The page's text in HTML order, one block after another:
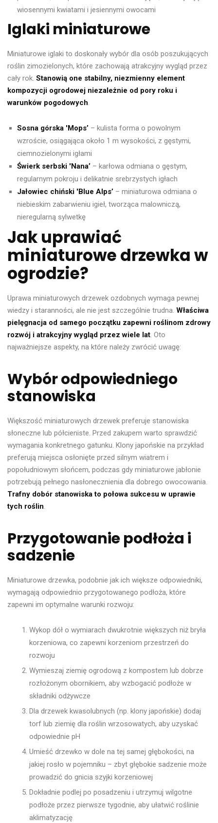
wiosennymi kwiatami i jesiennymi owocami
Iglaki miniaturowe
Miniaturowe iglaki to doskonały wybór dla osób poszukujących
roślin zimozielonych, które zachowają atrakcyjny wygląd przez
cały rok. Stanowią one stabilny, niezmienny element
kompozycji ogrodowej niezależnie od pory roku i
warunków pogodowych.
Sosna górska 'Mops’ – kulista forma o powolnym
wzroście, osiągająca około 1 m wysokości, z gęstymi,
ciemnozielonymi igłami
Świerk serbski 'Nana’ – karłowa odmiana o gęstym,
regularnym pokroju i delikatnie srebrzystych igłach
Jałowiec chiński 'Blue Alps’ – miniaturowa odmiana o
niebieskim zabarwieniu igieł, tworząca malowniczą,
nieregularną sylwetkę
Jak uprawiać
miniaturowe drzewka w
ogrodzie?
Uprawa miniaturowych drzewek ozdobnych wymaga pewnej
wiedzy i staranności, ale nie jest szczególnie trudna. Właściwa
pielęgnacja od samego początku zapewni roślinom zdrowy
rozwój i atrakcyjny wygląd przez wiele lat. Oto
najważniejsze aspekty, na które należy zwrócić uwagę:
Wybór odpowiedniego
stanowiska
Większość miniaturowych drzewek preferuje stanowiska
słoneczne lub półcieniste. Przed zakupem warto sprawdzić
wymagania konkretnego gatunku. Klony japońskie na przykład
preferują miejsca osłonięte przed silnym wiatrem i
popołudniowym słońcem, podczas gdy miniaturowe jabłonie
potrzebują pełnego nasłonecznienia dla dobrego owocowania.
Trafny dobór stanowiska to połowa sukcesu w uprawie
tych roślin.
Przygotowanie podłoża i
sadzenie
Miniaturowe drzewka, podobnie jak ich większe odpowiedniki,
wymagają odpowiednio przygotowanego podłoża, które
zapewni im optymalne warunki rozwoju:
Wykop dół o wymiarach dwukrotnie większych niż bryła
korzeniowa, co zapewni korzeniom przestrzeń do
rozwoju
Wymieszaj ziemię ogrodową z kompostem lub dobrze
rozłożonym obornikiem, aby wzbogacić podłoże w
składniki odżywcze
Dla drzewek kwasolubnych (np. klony japońskie) dodaj
torf lub ziemię dla roślin wrzosowatych, aby uzyskać
odpowiednie pH
Umieść drzewko w dole na tej samej głębokości, na
jakiej rosło w pojemniku – zbyt głębokie sadzenie może
prowadzić do gnicia szyjki korzeniowej
Dokładnie podlej po posadzeniu i utrzymuj wilgotne
podłoże przez pierwsze tygodnie, aby ułatwić roślinie
aklimatyzację